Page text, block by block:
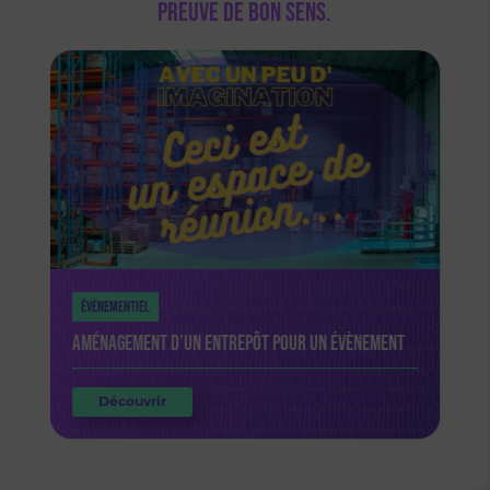
preuve de bon sens.
Aménagement d’un entrepôt pour un évènement
Découvrir
Fête de l’été d’un site industriel
Voyage récompense à Lisbonne
Découvrir
Soirée d’entreprise
Découvrir